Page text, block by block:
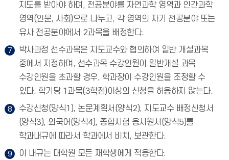
지도를 받아야 하며, 전공분야를 자연과학 영역과 인간과학
영역(인문, 사회)으로 나누고, 각 영역의 자기 전공분야 또는
유사 전공분야에서 2과목을 배정한다.
박사과정 선수과목은 지도교수와 협의하여 일반 개설과목
중에서 지정하며, 선수과목 수강인원이 일반개설 과목
수강인원을 초과할 경우, 학과장이 수강인원을 조정할 수
있다. 학기당 1과목(3학점)이상의 신청을 허용하지 않는다.
수강신청(양식1), 논문계획서(양식2), 지도교수 배정신청서
(양식3), 외국어(양식4), 종합시험 응시원서(양식5)를
학과내규에 따라서 학과에서 비치, 보관한다.
이 내규는 대학원 모든 재학생에게 적용한다.